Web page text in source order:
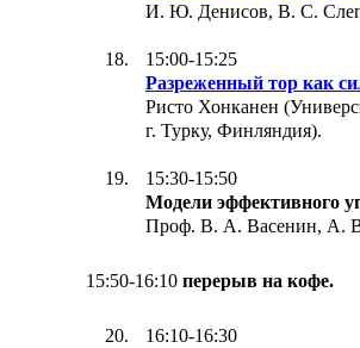
И. Ю. Денисов, В. С.
15:00-15:25
Разреженный тор как
Ристо Хонканен
г. Турку, Финляндия).
15:30-15:50
Модели эффективного
Проф. В. А. Васенин, А. В.
15:50-16:10 перерыв на кофе.
16:10-16:30